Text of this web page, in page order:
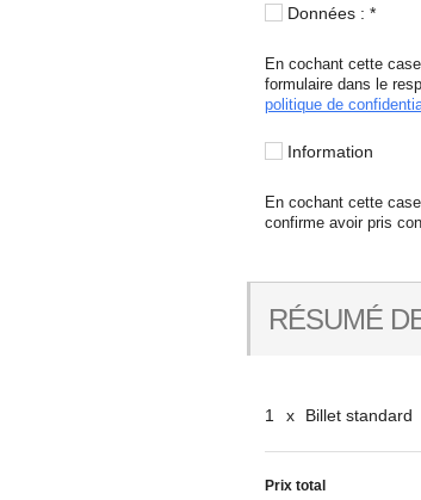
Données : *
En cochant cette
formulaire dans le
politique de
Information
En cochant cette
confirme avoir pris
RÉSUMÉ
1 x Billet standard
Prix total